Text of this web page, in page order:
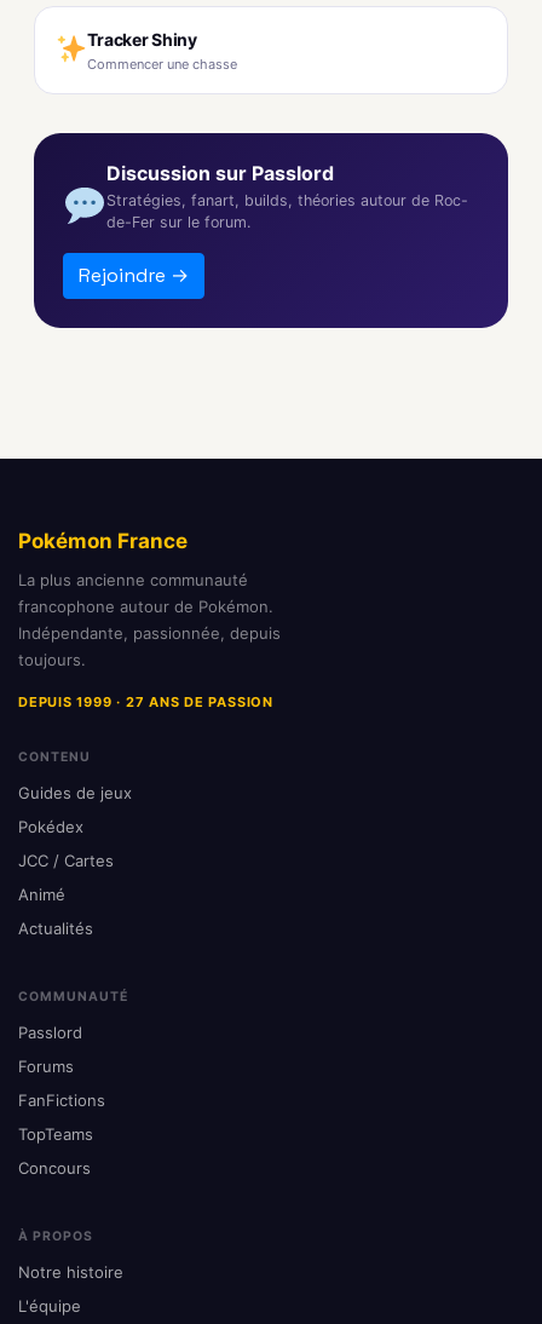
Tracker Shiny
Commencer une chasse
Discussion sur Passlord
Stratégies, fanart, builds, théories autour de Roc-
de-Fer sur le forum.
Rejoindre →
Pokémon France
La plus ancienne communauté
francophone autour de Pokémon.
Indépendante, passionnée, depuis
toujours.
DEPUIS 1999 · 27 ANS DE PASSION
CONTENU
Guides de jeux
Pokédex
JCC / Cartes
Animé
Actualités
COMMUNAUTÉ
Passlord
Forums
FanFictions
TopTeams
Concours
À PROPOS
Notre histoire
L'équipe